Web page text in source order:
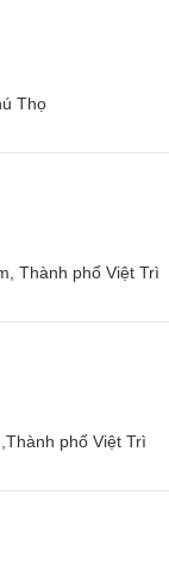
Thọ
Thành phố Việt Trì
phố Việt Trì